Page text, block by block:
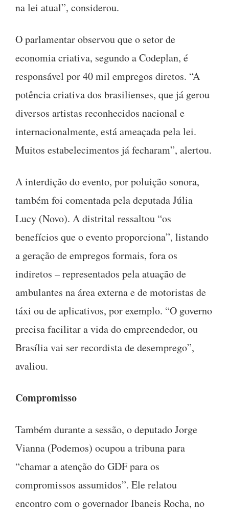
na lei atual”, considerou.
O parlamentar observou que o setor de
economia criativa, segundo a Codeplan, é
responsável por 40 mil empregos diretos. “A
potência criativa dos brasilienses, que já gerou
diversos artistas reconhecidos nacional e
internacionalmente, está ameaçada pela lei.
Muitos estabelecimentos já fecharam”, alertou.
A interdição do evento, por poluição sonora,
também foi comentada pela deputada Júlia
Lucy (Novo). A distrital ressaltou “os
benefícios que o evento proporciona”, listando
a geração de empregos formais, fora os
indiretos – representados pela atuação de
ambulantes na área externa e de motoristas de
táxi ou de aplicativos, por exemplo. “O governo
precisa facilitar a vida do empreendedor, ou
Brasília vai ser recordista de desemprego”,
avaliou.
Compromisso
Também durante a sessão, o deputado Jorge
Vianna (Podemos) ocupou a tribuna para
“chamar a atenção do GDF para os
compromissos assumidos”. Ele relatou
encontro com o governador Ibaneis Rocha, no